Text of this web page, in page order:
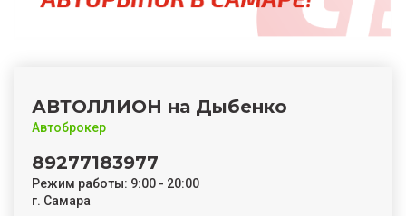
АВТОЛЛИОН на Дыбенко
Автоброкер
89277183977
Режим работы: 9:00 - 20:00
г. Самара